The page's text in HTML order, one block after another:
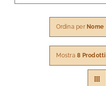
Ordina per Nome
Mostra8 Prodotti